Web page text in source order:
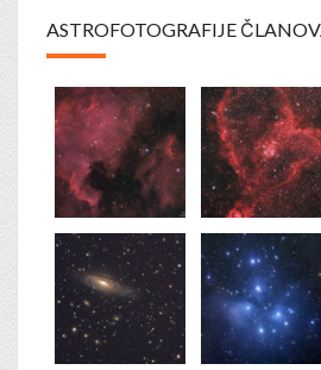
ASTROFOTOGRAFIJE